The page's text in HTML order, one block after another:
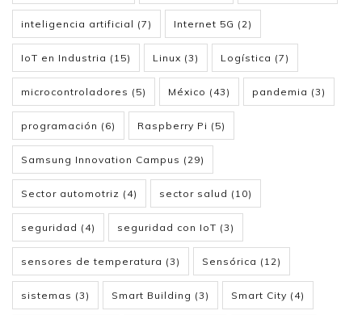
inteligencia artificial (7) Internet 5G (2)
IoT en Industria (15) Linux (3) Logística (7)
microcontroladores (5) México (43) pandemia (3)
programación (6) Raspberry Pi (5)
Samsung Innovation Campus (29)
Sector automotriz (4) sector salud (10)
seguridad (4) seguridad con IoT (3)
sensores de temperatura (3) Sensórica (12)
sistemas (3) Smart Building (3) Smart City (4)